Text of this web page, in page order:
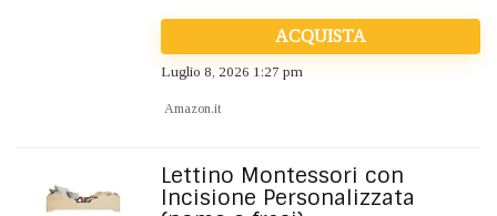
ACQUISTA
Luglio 8, 2026 1:27 pm
Amazon.it
Lettino Montessori con
Incisione Personalizzata